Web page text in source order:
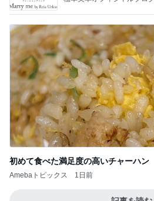
初めて食べた満足度の高いチャーハン
Amebaトピックス 1日前